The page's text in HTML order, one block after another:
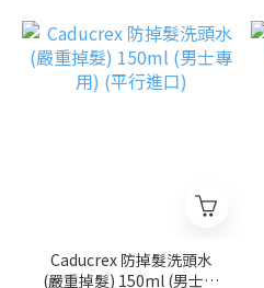
Caducrex 防掉髮洗頭水
(嚴重掉髮) 150ml (男士專